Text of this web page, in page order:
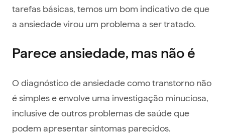
tarefas básicas, temos um bom indicativo de que
a ansiedade virou um problema a ser tratado.
Parece ansiedade, mas não é
O diagnóstico de ansiedade como transtorno não
é simples e envolve uma investigação minuciosa,
inclusive de outros problemas de saúde que
podem apresentar sintomas parecidos.